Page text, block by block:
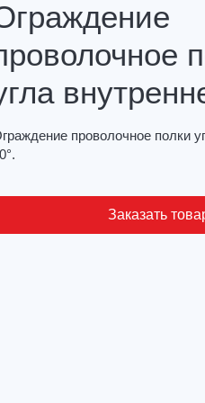
проволочное полки
Заказать